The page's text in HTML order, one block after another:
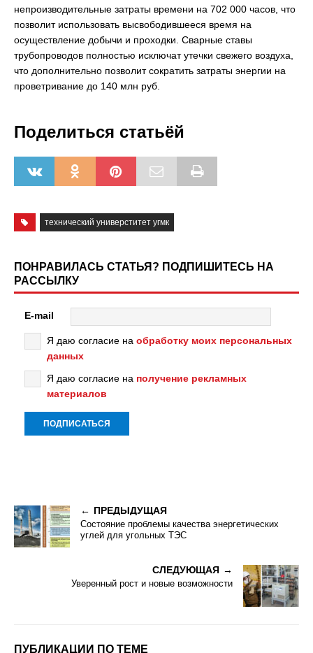
непроизводительные затраты времени на 702 000 часов, что
позволит использовать высвободившееся время на
осуществление добычи и проходки. Сварные ставы
трубопроводов полностью исключат утечки свежего воздуха,
что дополнительно позволит сократить затраты энергии на
проветривание до 140 млн руб.
Поделиться статьёй
технический универститет угмк
ПОНРАВИЛАСЬ СТАТЬЯ? ПОДПИШИТЕСЬ НА
РАССЫЛКУ
E-mail
Я даю согласие на обработку моих персональных
данных
Я даю согласие на получение рекламных
материалов
ПРЕДЫДУЩАЯ
Состояние проблемы качества энергетических
углей для угольных ТЭС
СЛЕДУЮЩАЯ
Уверенный рост и новые возможности
ПУБЛИКАЦИИ ПО ТЕМЕ